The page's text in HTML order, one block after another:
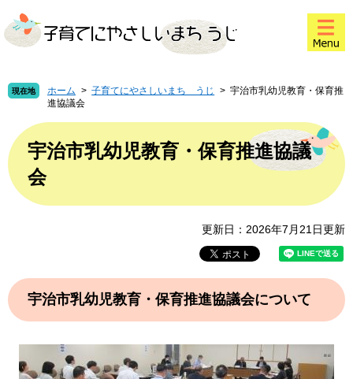
ー
ジ
ニ
ュ
本
文
現在地 ホーム > 子育てにやさしいまち うじ > 宇治市乳幼児教育・保育推
進協議会
文
宇治市乳幼児教育・保育推進協議
会
更新日：2026年7月21日更新
宇治市乳幼児教育・保育推進協議会について